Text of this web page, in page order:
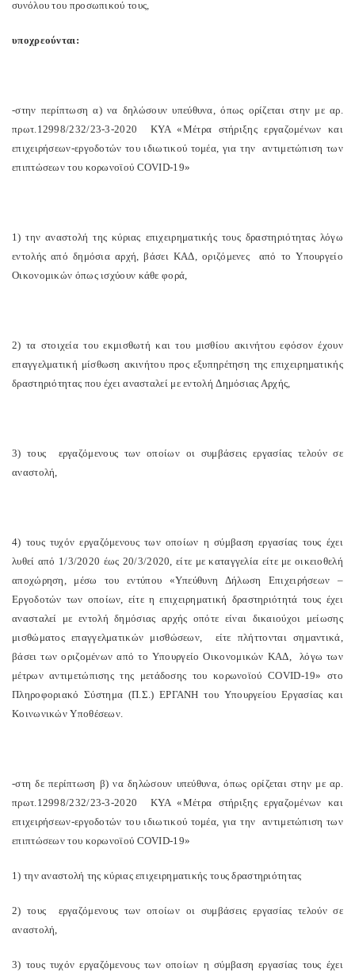
συνόλου του προσωπικού τους,
υποχρεούνται:
-στην περίπτωση α) να δηλώσουν υπεύθυνα, όπως ορίζεται στην με αρ.
πρωτ.12998/232/23-3-2020 ΚΥΑ «Μέτρα στήριξης εργαζομένων και
επιχειρήσεων-εργοδοτών του ιδιωτικού τομέα, για την αντιμετώπιση των
επιπτώσεων του κορωνοϊού COVID-19»
1) την αναστολή της κύριας επιχειρηματικής τους δραστηριότητας λόγω
εντολής από δημόσια αρχή, βάσει ΚΑΔ, οριζόμενες από το Υπουργείο
Οικονομικών όπως ισχύουν κάθε φορά,
2) τα στοιχεία του εκμισθωτή και του μισθίου ακινήτου εφόσον έχουν
επαγγελματική μίσθωση ακινήτου προς εξυπηρέτηση της επιχειρηματικής
δραστηριότητας που έχει ανασταλεί με εντολή Δημόσιας Αρχής,
3) τους εργαζόμενους των οποίων οι συμβάσεις εργασίας τελούν σε
αναστολή,
4) τους τυχόν εργαζόμενους των οποίων η σύμβαση εργασίας τους έχει
λυθεί από 1/3/2020 έως 20/3/2020, είτε με καταγγελία είτε με οικειοθελή
αποχώρηση, μέσω του εντύπου «Υπεύθυνη Δήλωση Επιχειρήσεων –
Εργοδοτών των οποίων, είτε η επιχειρηματική δραστηριότητά τους έχει
ανασταλεί με εντολή δημόσιας αρχής οπότε είναι δικαιούχοι μείωσης
μισθώματος επαγγελματικών μισθώσεων, είτε πλήττονται σημαντικά,
βάσει των οριζομένων από το Υπουργείο Οικονομικών ΚΑΔ, λόγω των
μέτρων αντιμετώπισης της μετάδοσης του κορωνοϊού COVID-19» στο
Πληροφοριακό Σύστημα (Π.Σ.) ΕΡΓΑΝΗ του Υπουργείου Εργασίας και
Κοινωνικών Υποθέσεων.
-στη δε περίπτωση β) να δηλώσουν υπεύθυνα, όπως ορίζεται στην με αρ.
πρωτ.12998/232/23-3-2020 ΚΥΑ «Μέτρα στήριξης εργαζομένων και
επιχειρήσεων-εργοδοτών του ιδιωτικού τομέα, για την αντιμετώπιση των
επιπτώσεων του κορωνοϊού COVID-19»
1) την αναστολή της κύριας επιχειρηματικής τους δραστηριότητας
2) τους εργαζόμενους των οποίων οι συμβάσεις εργασίας τελούν σε
αναστολή,
3) τους τυχόν εργαζόμενους των οποίων η σύμβαση εργασίας τους έχει